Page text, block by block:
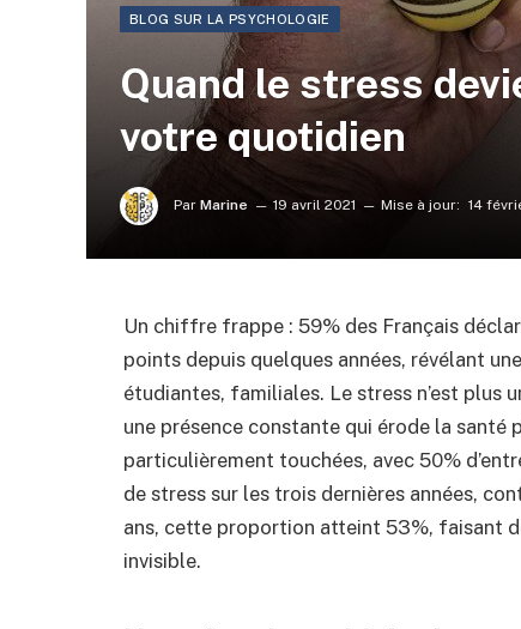
BLOG SUR LA PSYCHOLOGIE
Quand le stress
votre quotidien
Par Marine 19 avril 2021 Mise à jour: 14
Un chiffre frappe : 59% des Français
points depuis quelques années, révélant
étudiantes, familiales. Le stress n’est plus
une présence constante qui érode la santé
particulièrement touchées, avec 50%
de stress sur les trois dernières années,
ans, cette proportion atteint 53%, faisant
invisible.